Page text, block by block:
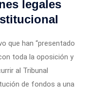
legales
que han “presentado
toda la oposición y
al Tribunal
de fondos a una